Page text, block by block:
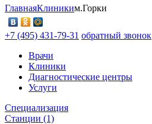
ГлавнаяКлиниким.Горки
+7 (495) 431-79-31 обратный звонок
Врачи
Клиники
Диагностические центры
Услуги
Специализация
Станции (1)